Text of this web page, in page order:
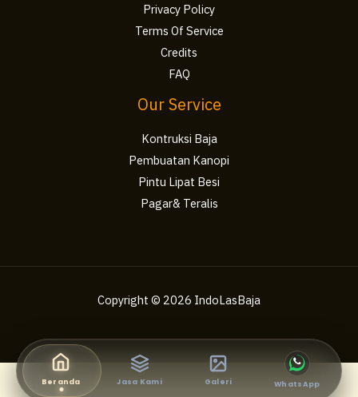
Beranda Jasa Kami Galeri WhatsApp
Privacy Policy
Terms Of Service
Credits
FAQ
Our Service
Kontruksi Baja
Pembuatan Kanopi
Pintu Lipat Besi
Pagar& Teralis
Copyright © 2026 IndoLasBaja